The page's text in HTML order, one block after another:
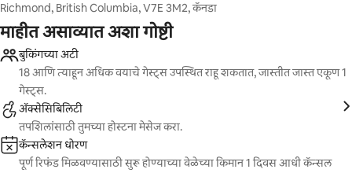
Richmond, British Columbia, V7E 3M2, कॅनडा
माहीत असाव्यात अशा गोष्टी
बुकिंगच्या अटी
18 आणि त्याहून अधिक वयाचे गेस्ट्स उपस्थित राहू शकतात, जास्तीत जास्त एकूण 1
गेस्ट्स.
ॲक्सेसिबिलिटी
तपशिलांसाठी तुमच्या होस्टना मेसेज करा.
कॅन्सलेशन धोरण
पूर्ण रिफंड मिळवण्यासाठी सुरू होण्याच्या वेळेच्या किमान 1 दिवस आधी कॅन्सल